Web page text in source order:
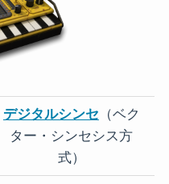
デジタルシンセ （ベク
ター・シンセシス方
式）